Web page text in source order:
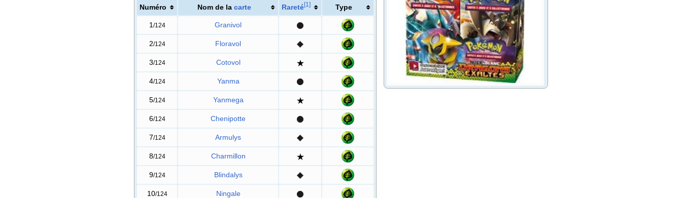
Numéro Nom de la carte Rareté[1 ] Type
1 /124 Granivol
2/124 Floravol
3/124 Cotovol
4/124 Yanma
5/124 Yanmega
6/124 Chenipotte
7/124 Armulys
8/124 Charmillon
9/124 Blindalys
10/124 Ningale